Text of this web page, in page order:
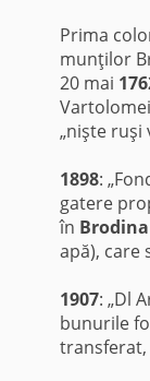
Prima
munţilor
20 mai
„nişte ruşi
1898:
gatere
în Brodina
apă), care
1907: „Dl
bunurile
transferat,